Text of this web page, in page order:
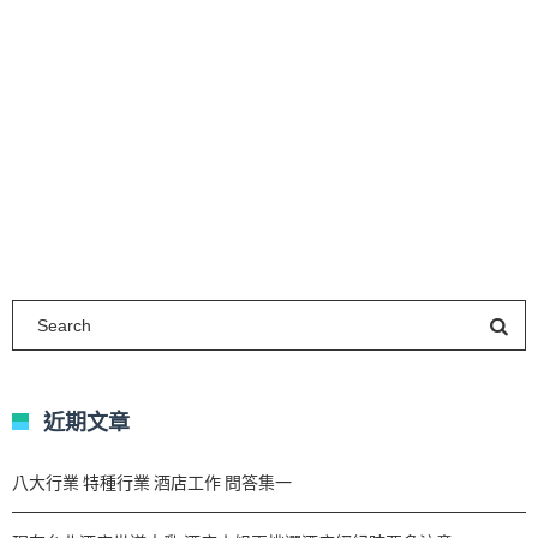
近期文章
八大行業 特種行業 酒店工作 問答集一